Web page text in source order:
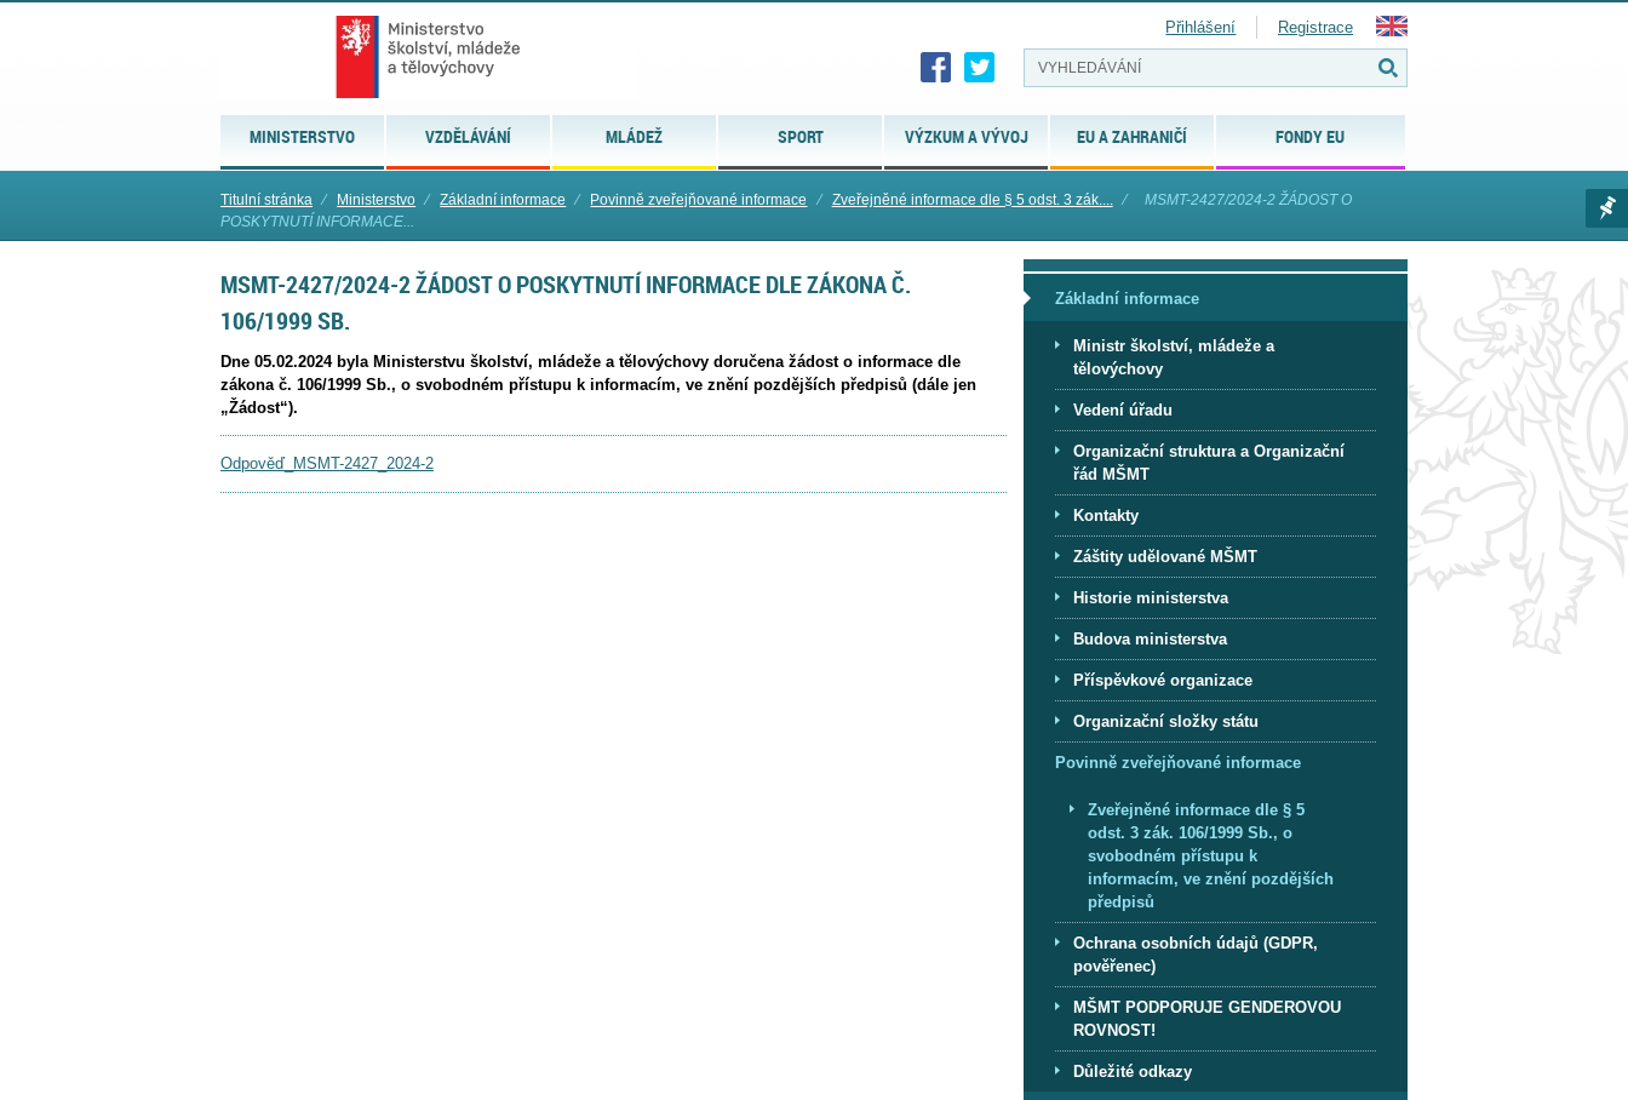
MINISTERSTVO VZDĚLÁVÁNÍ MLÁDEŽ SPORT VÝZKUM A VÝVOJ EU A ZAHRANIČÍ FONDY EU
Přihlášení Registrace
Titulní stránka ⁄ Ministerstvo ⁄ Základní informace ⁄ Povinně zveřejňované informace ⁄ Zveřejněné informace dle § 5 odst. 3 zák.... ⁄
MSMT-2427/2024-2 ŽÁDOST O
POSKYTNUTÍ INFORMACE...
MSMT-2427/2024-2 ŽÁDOST O POSKYTNUTÍ INFORMACE DLE ZÁKONA Č.
106/1999 SB.
Dne 05.02.2024 byla Ministerstvu školství, mládeže a tělovýchovy doručena žádost o informace dle
zákona č. 106/1999 Sb., o svobodném přístupu k informacím, ve znění pozdějších předpisů (dále jen
„Žádost“).
Odpověď_MSMT-2427_2024-2
Základní informace
Ministr školství, mládeže a
tělovýchovy
Vedení úřadu
Organizační struktura a Organizační
řád MŠMT
Kontakty
Záštity udělované MŠMT
Historie ministerstva
Budova ministerstva
Příspěvkové organizace
Organizační složky státu
Povinně zveřejňované informace
Zveřejněné informace dle § 5
odst. 3 zák. 106/1999 Sb., o
svobodném přístupu k
informacím, ve znění pozdějších
předpisů
Ochrana osobních údajů (GDPR,
pověřenec)
MŠMT PODPORUJE GENDEROVOU
ROVNOST!
Důležité odkazy